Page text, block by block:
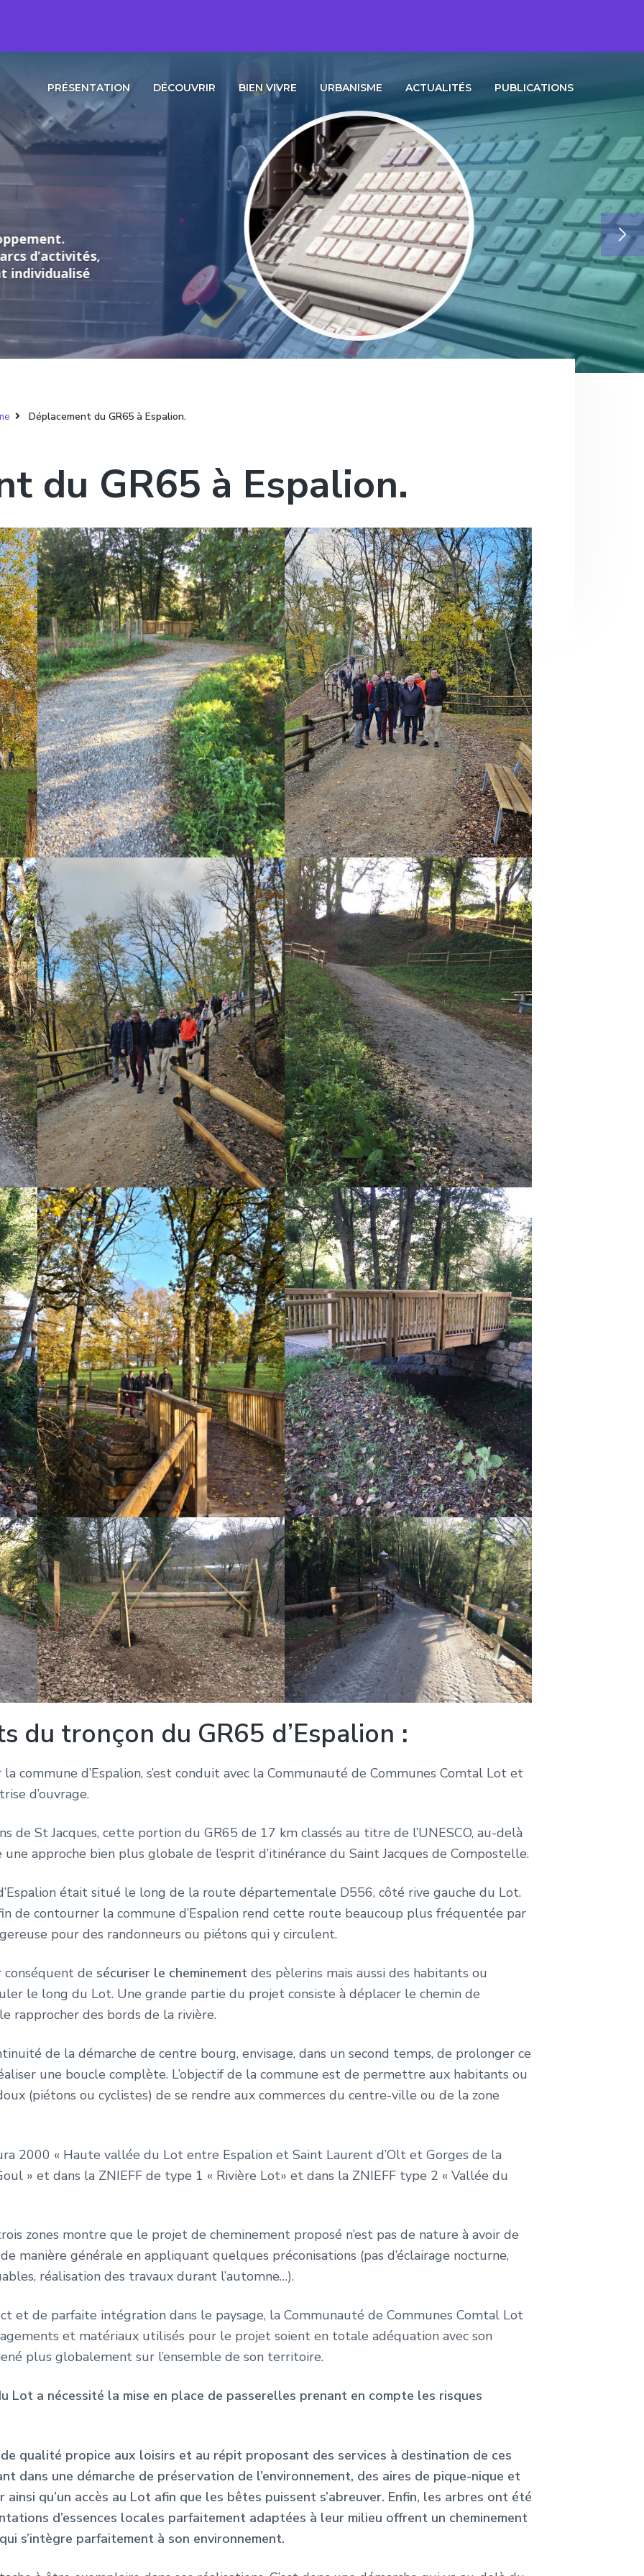
PRÉSENTATION DÉCOUVRIR BIEN VIVRE URBANISME ACTUALITÉS PUBLICATIONS
d’activités,
individualisé
Déplacement du GR65 à Espalion.
du GR65 à Espalion.
du tronçon du GR65 d’Espalion :
commune d’Espalion, s’est conduit avec la Communauté de Communes Comtal Lot et
d’ouvrage.
de St Jacques, cette portion du GR65 de 17 km classés au titre de l’UNESCO, au-delà
une approche bien plus globale de l’esprit d’itinérance du Saint Jacques de Compostelle.
était situé le long de la route départementale D556, côté rive gauche du Lot.
de contourner la commune d’Espalion rend cette route beaucoup plus fréquentée par
pour des randonneurs ou piétons qui y circulent.
de sécuriser le cheminement des pèlerins mais aussi des habitants ou
le long du Lot. Une grande partie du projet consiste à déplacer le chemin de
rapprocher des bords de la rivière.
de la démarche de centre bourg, envisage, dans un second temps, de prolonger ce
une boucle complète. L’objectif de la commune est de permettre aux habitants ou
(piétons ou cyclistes) de se rendre aux commerces du centre-ville ou de la zone
2000 « Haute vallée du Lot entre Espalion et Saint Laurent d’Olt et Gorges de la
» et dans la ZNIEFF de type 1 « Rivière Lot» et dans la ZNIEFF type 2 « Vallée du
zones montre que le projet de cheminement proposé n’est pas de nature à avoir de
manière générale en appliquant quelques préconisations (pas d’éclairage nocturne,
réalisation des travaux durant l’automne…).
et de parfaite intégration dans le paysage, la Communauté de Communes Comtal Lot
et matériaux utilisés pour le projet soient en totale adéquation avec son
plus globalement sur l’ensemble de son territoire.
Lot a nécessité la mise en place de passerelles prenant en compte les risques
qualité propice aux loisirs et au répit proposant des services à destination de ces
dans une démarche de préservation de l’environnement, des aires de pique-nique et
qu’un accès au Lot afin que les bêtes puissent s’abreuver. Enfin, les arbres ont été
d’essences locales parfaitement adaptées à leur milieu offrent un cheminement
s’intègre parfaitement à son environnement.